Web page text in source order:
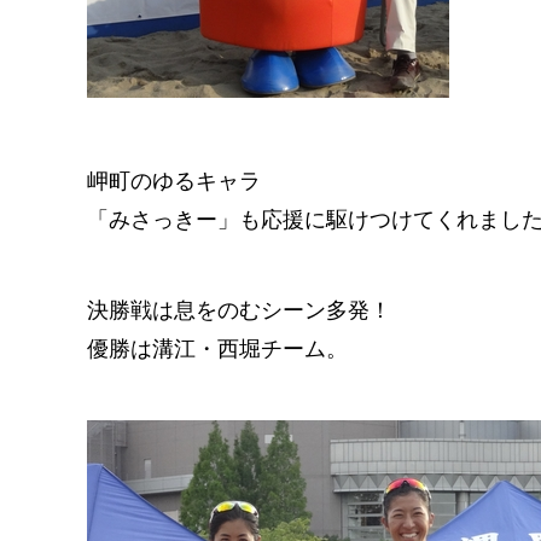
岬町のゆるキャラ
「みさっきー」も応援に駆けつけてくれまし
決勝戦は息をのむシーン多発！
優勝は溝江・西堀チーム。